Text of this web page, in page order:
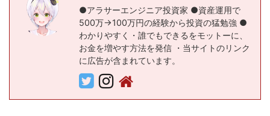
●アラサーエンジニア投資家 ●資産運用で
500万→100万円の経験から投資の猛勉強 ●
わかりやすく・誰でもできるをモットーに、
お金を増やす方法を発信 ・当サイトのリンク
に広告が含まれています。